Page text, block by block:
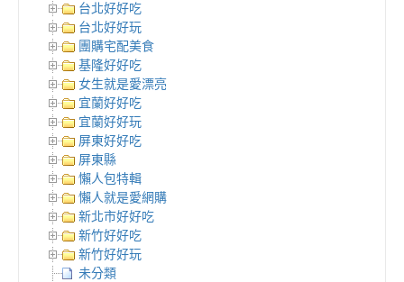
台北好好吃
台北好好玩
團購宅配美食
基隆好好吃
女生就是愛漂亮
宜蘭好好吃
宜蘭好好玩
屏東好好吃
屏東縣
懶人包特輯
懶人就是愛網購
新北市好好吃
新竹好好吃
新竹好好玩
未分類